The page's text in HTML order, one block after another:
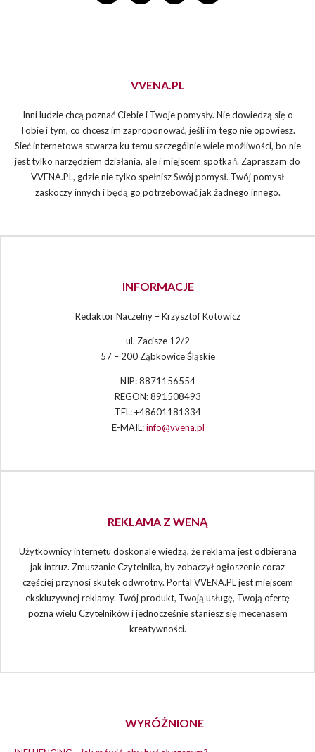
VVENA.PL
Inni ludzie chcą poznać Ciebie i Twoje pomysły. Nie dowiedzą się o
Tobie i tym, co chcesz im zaproponować, jeśli im tego nie opowiesz.
Sieć internetowa stwarza ku temu szczególnie wiele możliwości, bo nie
jest tylko narzędziem działania, ale i miejscem spotkań. Zapraszam do
VVENA.PL, gdzie nie tylko spełnisz Swój pomysł. Twój pomysł
zaskoczy innych i będą go potrzebować jak żadnego innego.
INFORMACJE
Redaktor Naczelny – Krzysztof Kotowicz
ul. Zacisze 12/2
57 – 200 Ząbkowice Śląskie
NIP: 8871156554
REGON: 891508493
TEL: +48601181334
E-MAIL:info@vvena.pl
REKLAMA Z WENĄ
Użytkownicy internetu doskonale wiedzą, że reklama jest odbierana
jak intruz. Zmuszanie Czytelnika, by zobaczył ogłoszenie coraz
częściej przynosi skutek odwrotny. Portal VVENA.PL jest miejscem
ekskluzywnej reklamy. Twój produkt, Twoją usługę, Twoją ofertę
pozna wielu Czytelników i jednocześnie staniesz się mecenasem
kreatywności.
WYRÓŻNIONE